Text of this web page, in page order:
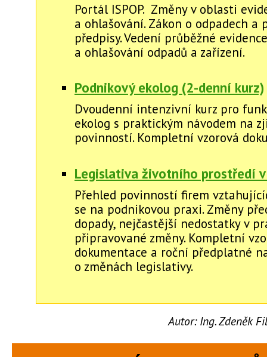
Portál ISPOP. Změny v oblasti
a ohlašování. Zákon o odpadech a
předpisy. Vedení průběžné evidence
a ohlašování odpadů a zařízení.
Podnikový ekolog (2-denní kurz)
Dvoudenní intenzivní kurz pro
ekolog s praktickým návodem na
povinností. Kompletní vzorová
Legislativa životního prostředí
Přehled povinností firem
se na podnikovou praxi. Změny
dopady, nejčastější nedostatky v
připravované změny. Kompletní
dokumentace a roční předplatné
o změnách legislativy.
Autor: Ing. Zdeněk